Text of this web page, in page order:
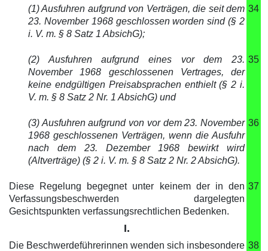
(1) Ausfuhren aufgrund von Verträgen, die seit dem
23. November 1968 geschlossen worden sind (§ 2
i. V. m. § 8 Satz 1 AbsichG);
34
(2) Ausfuhren aufgrund eines vor dem 23.
November 1968 geschlossenen Vertrages, der
keine endgültigen Preisabsprachen enthielt (§ 2 i.
V. m. § 8 Satz 2 Nr. 1 AbsichG) und
35
(3) Ausfuhren aufgrund von vor dem 23. November
1968 geschlossenen Verträgen, wenn die Ausfuhr
nach dem 23. Dezember 1968 bewirkt wird
(Altverträge) (§ 2 i. V. m. § 8 Satz 2 Nr. 2 AbsichG).
36
Diese Regelung begegnet unter keinem der in den
Verfassungsbeschwerden dargelegten
Gesichtspunkten verfassungsrechtlichen Bedenken.
37
I.
Die Beschwerdeführerinnen wenden sich insbesondere 38